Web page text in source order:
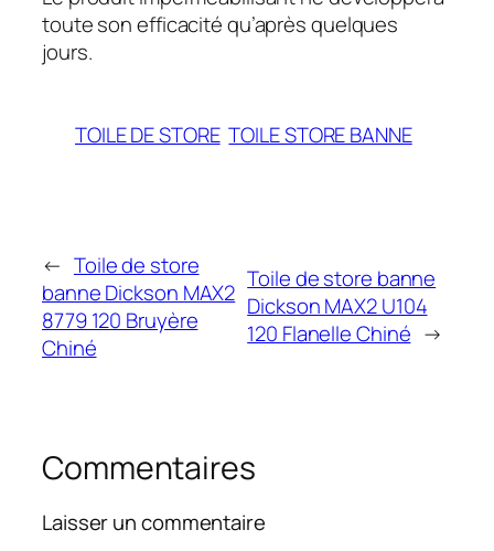
toute son efficacité qu’après quelques
jours.
TOILE DE STORE TOILE STORE BANNE
← Toile de store
banne Dickson MAX2
8779 120 Bruyère
Chiné
Toile de store banne
Dickson MAX2 U104
120 Flanelle Chiné →
Commentaires
Laisser un commentaire